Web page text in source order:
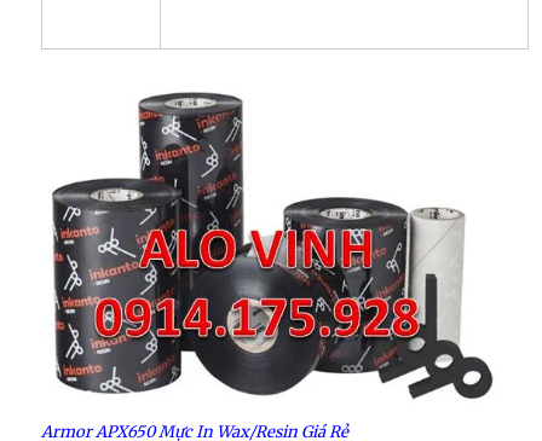
Armor APX650 Mực In Wax/Resin Giá Rẻ